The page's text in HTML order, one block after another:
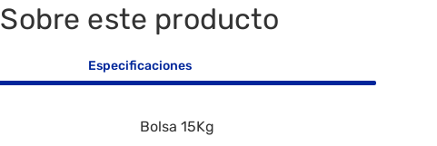
Sobre este producto
Especificaciones
Bolsa 15Kg